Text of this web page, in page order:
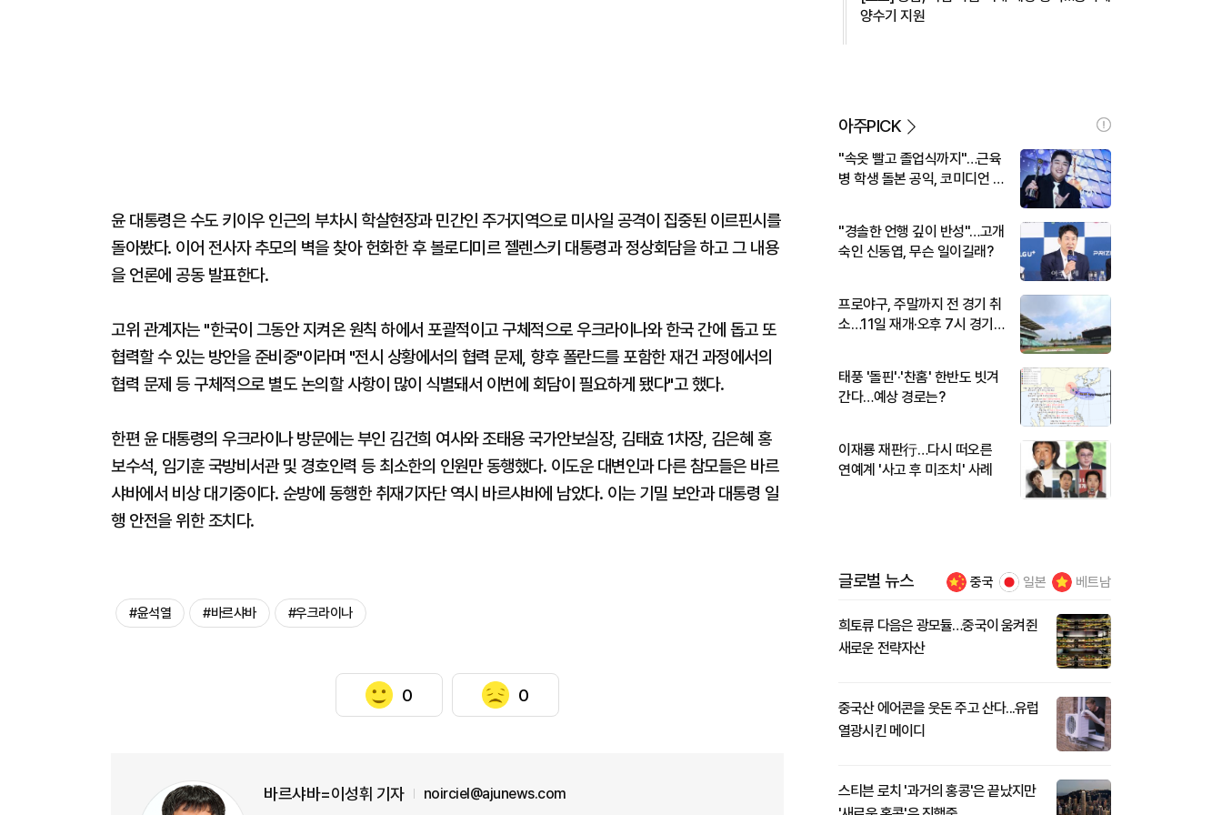
윤 대통령은 수도 키이우 인근의 부차시 학살현장과 민간인 주거지역으로 미사일 공격이 집중된 이르핀시를
돌아봤다. 이어 전사자 추모의 벽을 찾아 헌화한 후 볼로디미르 젤렌스키 대통령과 정상회담을 하고 그 내용
을 언론에 공동 발표한다.
고위 관계자는 "한국이 그동안 지켜온 원칙 하에서 포괄적이고 구체적으로 우크라이나와 한국 간에 돕고 또
협력할 수 있는 방안을 준비중"이라며 "전시 상황에서의 협력 문제, 향후 폴란드를 포함한 재건 과정에서의
협력 문제 등 구체적으로 별도 논의할 사항이 많이 식별돼서 이번에 회담이 필요하게 됐다"고 했다.
한편 윤 대통령의 우크라이나 방문에는 부인 김건희 여사와 조태용 국가안보실장, 김태효 1차장, 김은혜 홍
보수석, 임기훈 국방비서관 및 경호인력 등 최소한의 인원만 동행했다. 이도운 대변인과 다른 참모들은 바르
샤바에서 비상 대기중이다. 순방에 동행한 취재기자단 역시 바르샤바에 남았다. 이는 기밀 보안과 대통령 일
행 안전을 위한 조치다.
#윤석열 #바르샤바 #우크라이나
0 0
바르샤바=이성휘 기자 noirciel@ajunews.com
양수기 지원
아주PICK
"속옷 빨고 졸업식까지"…근육
병 학생 돌본 공익, 코미디언 김
"경솔한 언행 깊이 반성"…고개
숙인 신동엽, 무슨 일이길래?
프로야구, 주말까지 전 경기 취
소…11일 재개·오후 7시 경기
태풍 '돌핀'·'찬홈' 한반도 빗겨
간다…예상 경로는?
이재룡 재판行…다시 떠오른
연예계 '사고 후 미조치' 사례
글로벌 뉴스 중국 일본 베트남
희토류 다음은 광모듈…중국이 움켜쥔
새로운 전략자산
중국산 에어콘을 웃돈 주고 산다...유럽
열광시킨 메이디
스티븐 로치 '과거의 홍콩'은 끝났지만